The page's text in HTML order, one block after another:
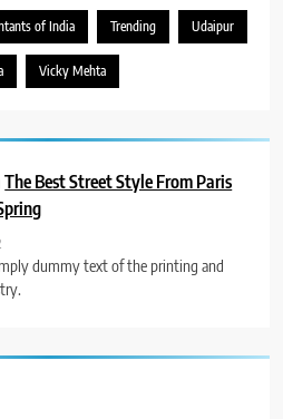
of India Trending Udaipur
Vicky Mehta
The Best Street Style From Paris
dummy text of the printing and